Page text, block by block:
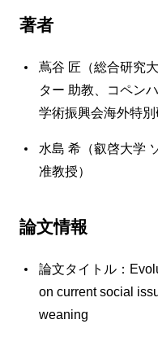
著者
蔦谷 匠（総合研究
ター 助教、コペン
学術振興会海外特別
水島 希（叡啓大学
准教授）
論文情報
論文タイトル：
on current social
weaning